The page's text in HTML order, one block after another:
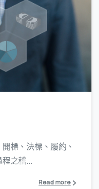
標、決標、履約、
之稽...
Read more